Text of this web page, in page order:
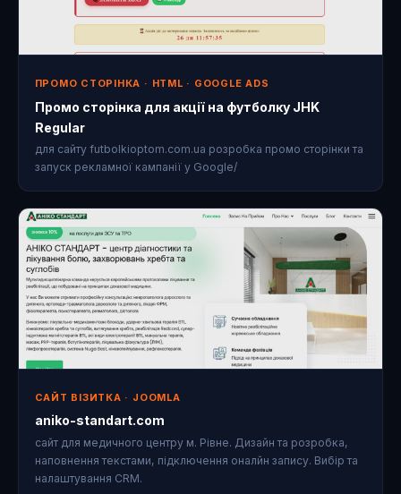
ПРОМО СТОРІНКА · HTML · GOOGLE ADS
Промо сторінка для акції на футболку JHK
Regular
для сайту futbolkioptom.com.ua розробка промо сторінки та
запуск рекламної кампанії у Google/
САЙТ ВІЗИТКА · JOOMLA
aniko-standart.com
сайт для медичного центру м. Рівне. Дизайн та розробка,
наповнення текстами, підключення оналйн запису. Вибір та
налаштування CRM.